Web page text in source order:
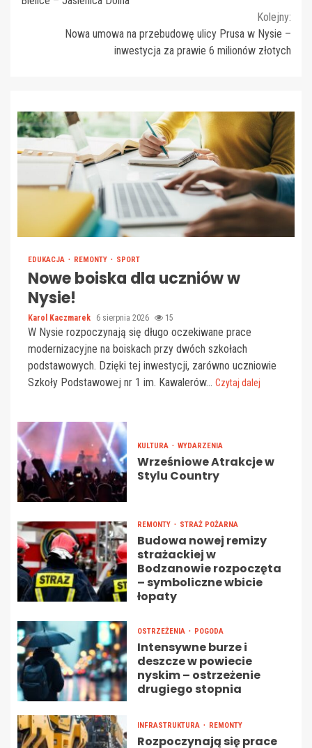
Kolejny:
Nowa umowa na przebudowę ulicy Prusa w Nysie –
inwestycja za prawie 6 milionów złotych
EDUKACJA REMONTY SPORT
Nowe boiska dla uczniów w
Nysie!
Karol Kaczmarek 6 sierpnia 2026 15
W Nysie rozpoczynają się długo oczekiwane prace
modernizacyjne na boiskach przy dwóch szkołach
podstawowych. Dzięki tej inwestycji, zarówno uczniowie
Szkoły Podstawowej nr 1 im. Kawalerów... Czytaj dalej
KULTURA WYDARZENIA
Wrześniowe Atrakcje w
Stylu Country
REMONTY STRAŻ POŻARNA
Budowa nowej remizy
strażackiej w
Bodzanowie rozpoczęta
– symboliczne wbicie
łopaty
OSTRZEŻENIA POGODA
Intensywne burze i
deszcze w powiecie
nyskim – ostrzeżenie
drugiego stopnia
INFRASTRUKTURA REMONTY
Rozpoczynają się prace